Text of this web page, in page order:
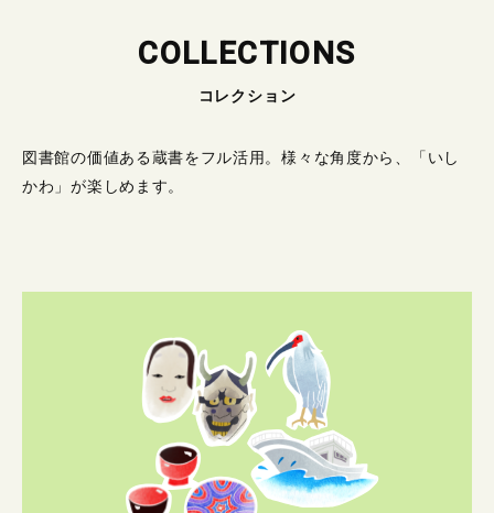
COLLECTIONS
コレクション
図書館の価値ある蔵書をフル活用。様々な角度から、「いし
かわ」が楽しめます。